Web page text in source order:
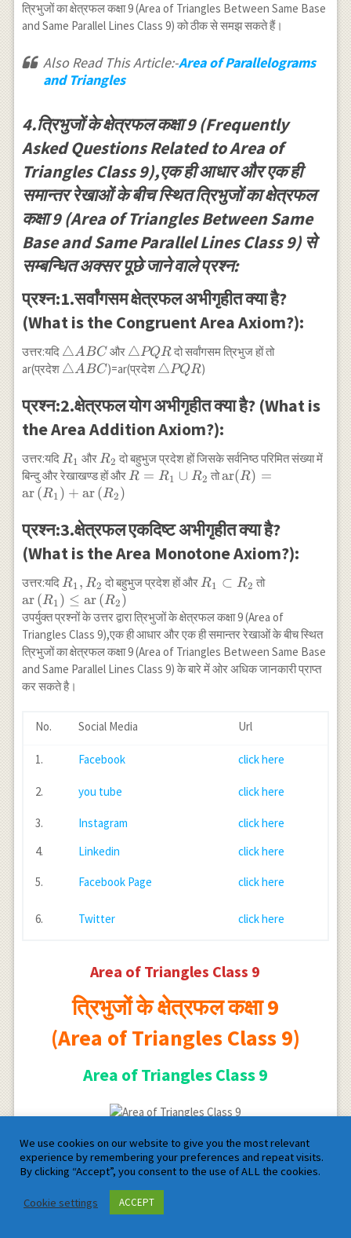
{2}
त्रिभुजों का क्षेत्रफल कक्षा 9 (Area of Triangles Between Same Base
and Same Parallel Lines Class 9) को ठीक से समझ सकते हैं।
Also Read This Article:-Area of Parallelograms
and Triangles
4.त्रिभुजों के क्षेत्रफल कक्षा 9 (Frequently
Asked Questions Related to Area of
Triangles Class 9),एक ही आधार और एक ही
समान्तर रेखाओं के बीच स्थित त्रिभुजों का क्षेत्रफल
कक्षा 9 (Area of Triangles Between Same
Base and Same Parallel Lines Class 9) से
सम्बन्धित अक्सर पूछे जाने वाले प्रश्न:
प्रश्न:1.सर्वांगसम क्षेत्रफल अभीगृहीत क्या है?
(What is the Congruent Area Axiom?):
उत्तर:यदि \triangle
ABC
△ABC और \triangle
PQR
△PQRदो सर्वांगसम त्रिभुज हों तो
ar(प्रदेश \triangle
△ABC)=ar(प्रदेश \triangle
△PQR)
प्रश्न:2.क्षेत्रफल योग अभीगृहीत क्या है? (What is
the Area Addition Axiom?):
उत्तर:यदिR_1
R1 औरR_2
R2 दो बहुभुज प्रदेश हों जिसके सर्वनिष्ठ परिमित संख्या में
बिन्दु और रेखाखण्ड हों औरR=R_{1}
R = R1 ∪ R2 तोar(R) =
ar(R1 ) + ar(R2 )
प्रश्न:3.क्षेत्रफल एकदिष्ट अभीगृहीत क्या है?
(What is the Area Monotone Axiom?):
उत्तर:यदिR_1,R_2
R1 , R2 दो बहुभुज प्रदेश हों औरR_1
R_2
R1 ⊂ R2 तो
\operatorname{ar}\left(R_1\right)
\leq
\operatorname{ar}\left(R_2\right)
ar(R1 ) ≤ ar(R2 )
उपर्युक्त प्रश्नों के उत्तर द्वारा त्रिभुजों के क्षेत्रफल कक्षा 9 (Area of
Triangles Class 9),एक ही आधार और एक ही समान्तर रेखाओं के बीच स्थित
त्रिभुजों का क्षेत्रफल कक्षा 9 (Area of Triangles Between Same Base
and Same Parallel Lines Class 9) के बारे में ओर अधिक जानकारी प्राप्त
कर सकते है।
No. Social Media Url
1. Facebook click here
2. you tube click here
3. Instagram
click here
4.
Linkedin click here
5. Facebook Page click here
6. Twitter click here
Area of Triangles Class 9
त्रिभुजों के क्षेत्रफल कक्षा 9
(Area of Triangles Class 9)
Area of Triangles Class 9
त्रिभुजों के क्षेत्रफल कक्षा 9 (Area of Triangles Class 9) के इस आर्टिकल
में एक ही आधार (या बराबर
आधारों) और एक ही समान्तर रेखाओं के बीच स्थित त्रिभुजों के क्षेत्रफल को
उदाहरणों के द्वारा समझेंगे।
We use cookies on our website to give you the most relevant
experience by remembering your preferences and repeat visits.
By clicking “Accept”, you consent to the use of ALL the cookies.
Cookie settings ACCEPT